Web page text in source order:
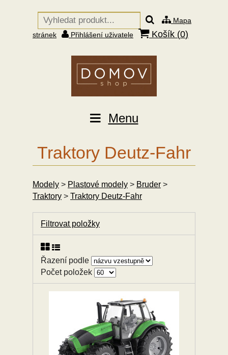
Mapa
stránek
Přihlášení uživatele Košík (0)
Menu
Traktory Deutz-Fahr
Modely > Plastové modely > Bruder >
Traktory > Traktory Deutz-Fahr
Filtrovat položky
Řazení podle
Počet položek